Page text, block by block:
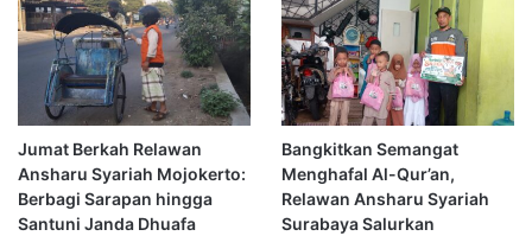
maknanya, dan (3) menyibukkan diri dengan menunaikan
berbagai tugas ibadah. Nabi Muhammad Shalallahu ‘alaihi
wa sallam pernah bersabda:
قال رسول الله صلى الله عليه وسلم: « وَقَدْ تَرَكْتُ فِيكُمْ مَا لَنْ تَضِلُّوا
بَعْدَهُ إِنِ اعْتَصَمْتُمْ بِهِ كِتَابَ اللَّهِ وَسُنَة نَبِيهِ » [أخرجه مسلم والحاكم]
“Sungguh telah aku tinggalkan pada kalian sesuatu yang
Jumat Berkah Relawan
Ansharu Syariah Mojokerto:
Berbagi Sarapan hingga
Santuni Janda Dhuafa
Bangkitkan Semangat
Menghafal Al-Qur’an,
Relawan Ansharu Syariah
Surabaya Salurkan